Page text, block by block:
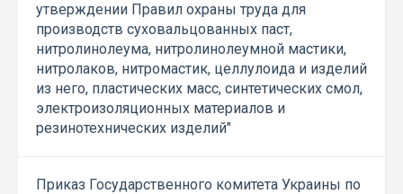
утверждении Правил охраны труда для
производств суховальцованных паст,
нитролинолеума, нитролинолеумной мастики,
нитролаков, нитромастик, целлулоида и изделий
из него, пластических масс, синтетических смол,
электроизоляционных материалов и
резинотехнических изделий"
Приказ Государственного комитета Украины по